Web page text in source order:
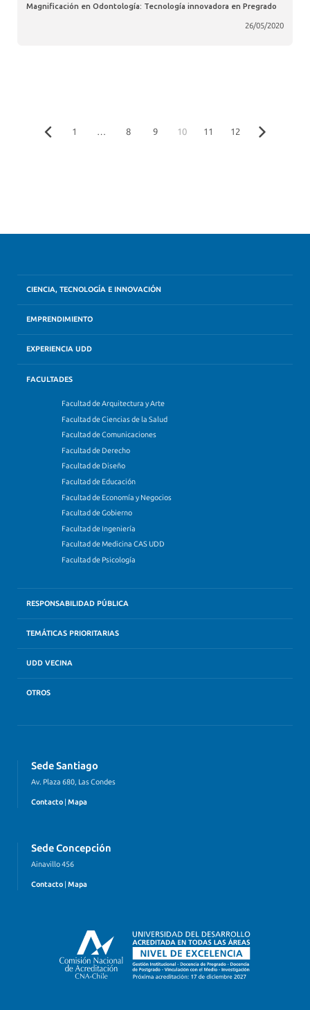
Magnificación en Odontología: Tecnología innovadora en Pregrado
26/05/2020
1 … 8 9 10 11 12
CIENCIA, TECNOLOGÍA E INNOVACIÓN
EMPRENDIMIENTO
EXPERIENCIA UDD
FACULTADES
Facultad de Arquitectura y Arte
Facultad de Ciencias de la Salud
Facultad de Comunicaciones
Facultad de Derecho
Facultad de Diseño
Facultad de Educación
Facultad de Economía y Negocios
Facultad de Gobierno
Facultad de Ingeniería
Facultad de Medicina CAS UDD
Facultad de Psicología
RESPONSABILIDAD PÚBLICA
TEMÁTICAS PRIORITARIAS
UDD VECINA
OTROS
Sede Santiago
Av. Plaza 680, Las Condes
Contacto | Mapa
Sede Concepción
Ainavillo 456
Contacto | Mapa